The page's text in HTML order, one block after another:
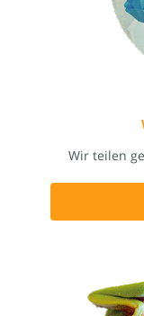
Wir teilen